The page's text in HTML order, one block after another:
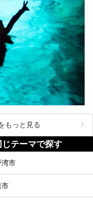
もっと見る
テーマで探す
湾市
市